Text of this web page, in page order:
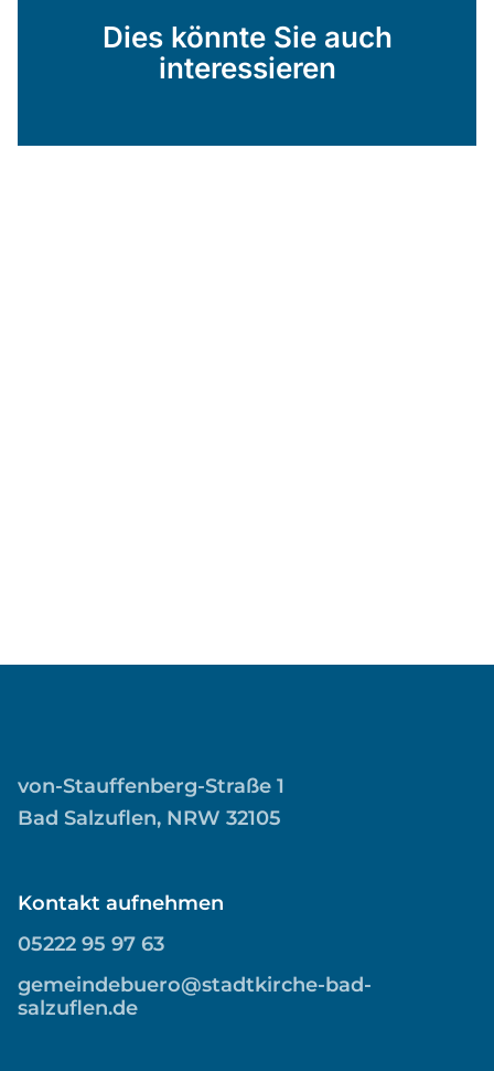
Dies könnte Sie auch
interessieren
von-Stauffenberg-Straße 1
Bad Salzuflen, NRW 32105
Kontakt aufnehmen
05222 95 97 63
gemeindebuero@stadtkirche-bad-
salzuflen.de